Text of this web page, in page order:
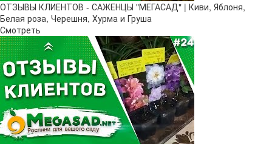
ОТЗЫВЫ КЛИЕНТОВ - САЖЕНЦЫ "МЕГАСАД" | Киви, Яблоня,
Белая роза, Черешня, Хурма и Груша
Смотреть